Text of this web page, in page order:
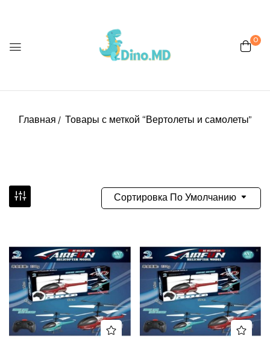
0
Главная Товары с меткой “Вертолеты и самолеты”
Сортировка По Умолчанию